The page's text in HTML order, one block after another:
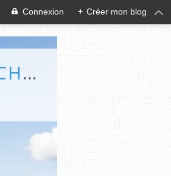
Connexion + Créer mon blog
LES CHRONIQUES POLARS ET BÉDÉ DE CLAUDE LE NOCHER - ABC POLAR